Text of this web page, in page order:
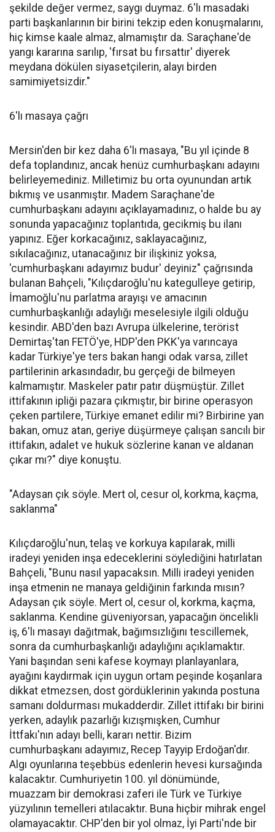
şekilde değer vermez, saygı duymaz. 6'lı masadaki
parti başkanlarının bir birini tekzip eden konuşmalarını,
hiç kimse kaale almaz, almamıştır da. Saraçhane'de
yangı kararına sarılıp, 'fırsat bu fırsattır' diyerek
meydana dökülen siyasetçilerin, alayı birden
samimiyetsizdir."
6'lı masaya çağrı
Mersin'den bir kez daha 6'lı masaya, "Bu yıl içinde 8
defa toplandınız, ancak henüz cumhurbaşkanı adayını
belirleyemediniz. Milletimiz bu orta oyunundan artık
bıkmış ve usanmıştır. Madem Saraçhane'de
cumhurbaşkanı adayını açıklayamadınız, o halde bu ay
sonunda yapacağınız toplantıda, gecikmiş bu ilanı
yapınız. Eğer korkacağınız, saklayacağınız,
sıkılacağınız, utanacağınız bir ilişkiniz yoksa,
'cumhurbaşkanı adayımız budur' deyiniz" çağrısında
bulanan Bahçeli, "Kılıçdaroğlu'nu kategulleye getirip,
İmamoğlu'nu parlatma arayışı ve amacının
cumhurbaşkanlığı adaylığı meselesiyle ilgili olduğu
kesindir. ABD'den bazı Avrupa ülkelerine, terörist
Demirtaş'tan FETÖ'ye, HDP'den PKK'ya varıncaya
kadar Türkiye'ye ters bakan hangi odak varsa, zillet
partilerinin arkasındadır, bu gerçeği de bilmeyen
kalmamıştır. Maskeler patır patır düşmüştür. Zillet
ittifakının ipliği pazara çıkmıştır, bir birine operasyon
çeken partilere, Türkiye emanet edilir mi? Birbirine yan
bakan, omuz atan, geriye düşürmeye çalışan sancılı bir
ittifakın, adalet ve hukuk sözlerine kanan ve aldanan
çıkar mı?" diye konuştu.
"Adaysan çık söyle. Mert ol, cesur ol, korkma, kaçma,
saklanma"
Kılıçdaroğlu'nun, telaş ve korkuya kapılarak, milli
iradeyi yeniden inşa edeceklerini söylediğini hatırlatan
Bahçeli, "Bunu nasıl yapacaksın. Milli iradeyi yeniden
inşa etmenin ne manaya geldiğinin farkında mısın?
Adaysan çık söyle. Mert ol, cesur ol, korkma, kaçma,
saklanma. Kendine güveniyorsan, yapacağın öncelikli
iş, 6'lı masayı dağıtmak, bağımsızlığını tescillemek,
sonra da cumhurbaşkanlığı adaylığını açıklamaktır.
Yani başından seni kafese koymayı planlayanlara,
ayağını kaydırmak için uygun ortam peşinde koşanlara
dikkat etmezsen, dost gördüklerinin yakında postuna
samanı doldurması mukadderdir. Zillet ittifakı bir birini
yerken, adaylık pazarlığı kızışmışken, Cumhur
İttfakı'nın adayı belli, kararı nettir. Bizim
cumhurbaşkanı adayımız, Recep Tayyip Erdoğan'dır.
Algı oyunlarına teşebbüs edenlerin hevesi kursağında
kalacaktır. Cumhuriyetin 100. yıl dönümünde,
muazzam bir demokrasi zaferi ile Türk ve Türkiye
yüzyılının temelleri atılacaktır. Buna hiçbir mihrak engel
olamayacaktır. CHP'den bir yol olmaz, İyi Parti'nde bir